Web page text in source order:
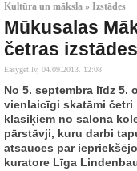
Kultūra un māksla » Izstādes
Mūkusalas
četras izstādes
Easyget.lv, 04.09.2013. 12:08
No 5. septembra līdz 5.
vienlaicīgi skatāmi četri
klasiķiem no salona
pārstāvji, kuru darbi
atsauces par
kuratore Līga